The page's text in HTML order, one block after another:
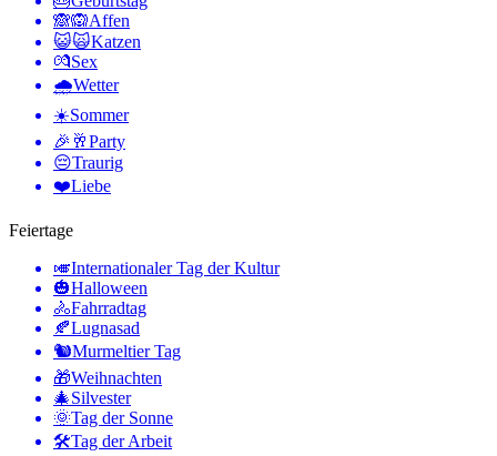
🙈🙉Affen
😺🙀Katzen
💏Sex
🌧Wetter
☀️Sommer
🎉🥂Party
😔Traurig
❤️Liebe
Feiertage
🎺Internationaler Tag der Kultur
🎃Halloween
🚴Fahrradtag
🍂Lugnasad
🐿Murmeltier Tag
🎁Weihnachten
🎄Silvester
🌞Tag der Sonne
🛠Tag der Arbeit